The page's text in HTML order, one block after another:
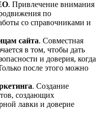
. Привлечение внимания
по
со справочниками и
сайта. Совместная
в том, чтобы дать
и доверия, когда
после этого можно
. Создание
создающих
лавки и доверие